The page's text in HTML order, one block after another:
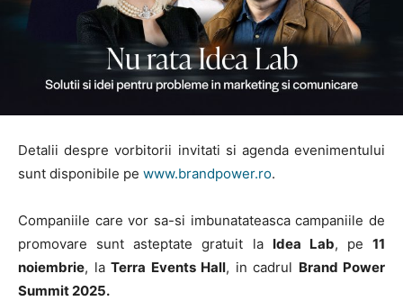
Detalii despre vorbitorii invitati si agenda evenimentului
sunt disponibile pe www.brandpower.ro.
Companiile care vor sa-si imbunatateasca campaniile de
promovare sunt asteptate gratuit la Idea Lab, pe 11
noiembrie, la Terra Events Hall, in cadrul Brand Power
Summit 2025.